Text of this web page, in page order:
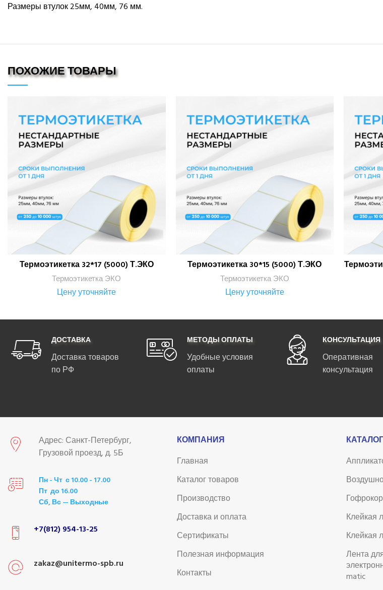
Размеры втулок 25мм, 40мм, 76 мм.
ПОХОЖИЕ ТОВАРЫ
ПОДРОБНЕЕ
Термоэтикетка 32*17 (5000) Т.ЭКО
Термоэтикетка ЭКО
Цену уточняйте
ПОДРОБНЕЕ
Термоэтикетка 30*15 (5000) Т.ЭКО
Термоэтикетка ЭКО
Цену уточняйте
ДОСТАВКА
Доставка товаров
по РФ
МЕТОДЫ ОПЛАТЫ
Удобные условия
оплаты
КОНСУЛЬТАЦИЯ
Оперативная
консультация
Адрес: Санкт-Петербург,
Грузовой проезд, д. 5Б
Пн - Чт с 10.00 - 17.00
Пт до 16.00
Сб, Вс — Выходные
+7(812) 954-13-25
zakaz@unitermo-spb.ru
КОМПАНИЯ
Главная
Каталог товаров
Производство
Доставка и оплата
Сертификаты
Полезная информация
Контакты
КАТАЛОГ
Клейкая
Клейкая
Лента
matic